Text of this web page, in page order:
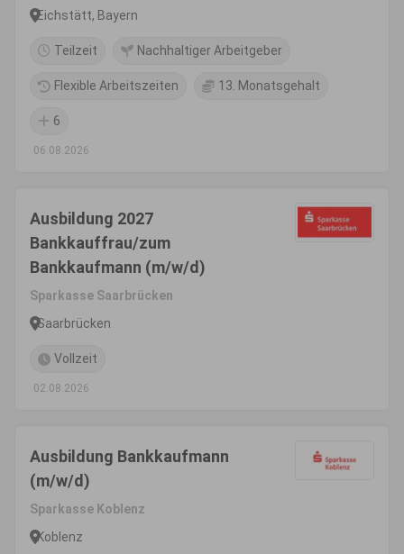
Eichstätt, Bayern
Teilzeit Nachhaltiger Arbeitgeber
Flexible Arbeitszeiten 13. Monatsgehalt
6
06.08.2026
Ausbildung 2027
Bankkauffrau/zum
Bankkaufmann (m/w/d)
Sparkasse Saarbrücken
Saarbrücken
Vollzeit
02.08.2026
Ausbildung Bankkaufmann
(m/w/d)
Sparkasse Koblenz
Koblenz